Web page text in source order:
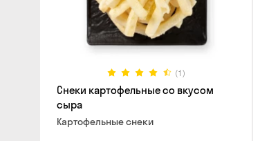
(1)
Снеки картофельные со вкусом
сыра
Картофельные снеки